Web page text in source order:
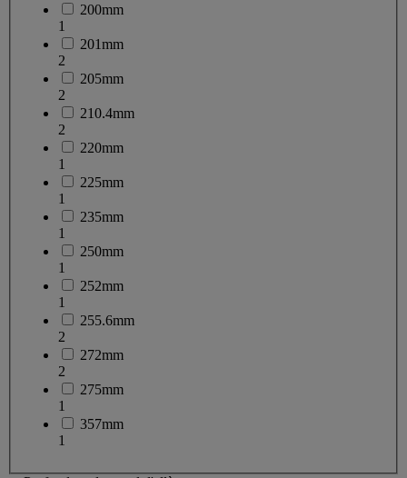
200mm
1
201mm
2
205mm
2
210.4mm
2
220mm
1
225mm
1
235mm
1
250mm
1
252mm
1
255.6mm
2
272mm
2
275mm
1
357mm
1